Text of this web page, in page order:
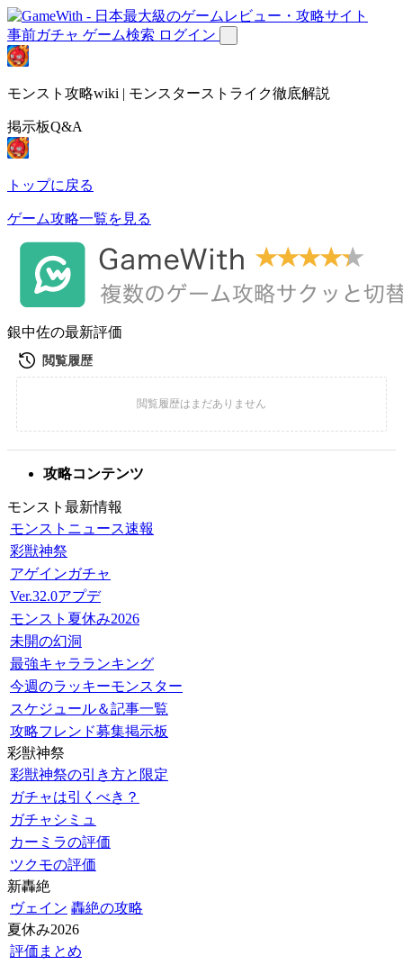
事前ガチャ ゲーム検索 ログイン
モンスト攻略wiki | モンスターストライク徹底解説
掲示板Q&A
トップに戻る
ゲーム攻略一覧を見る
銀中佐の最新評価
攻略コンテンツ
モンスト最新情報
モンストニュース速報
彩獣神祭
アゲインガチャ
Ver.32.0アプデ
モンスト夏休み2026
未開の幻洞
最強キャラランキング
今週のラッキーモンスター
スケジュール＆記事一覧
攻略フレンド募集掲示板
彩獣神祭
彩獣神祭の引き方と限定
ガチャは引くべき？
ガチャシミュ
カーミラの評価
ツクモの評価
新轟絶
ヴェイン 轟絶の攻略
夏休み2026
評価まとめ